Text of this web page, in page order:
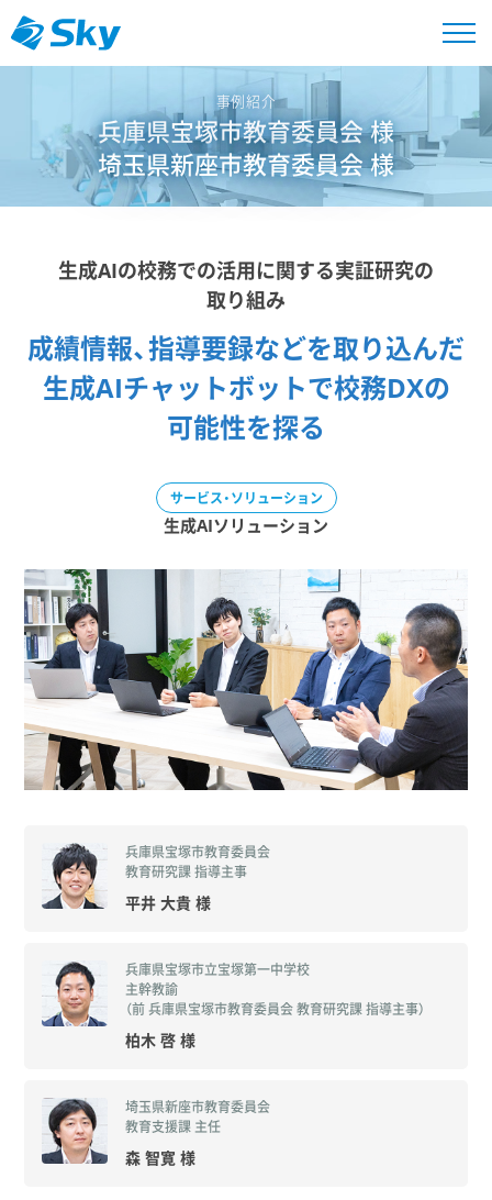
事例紹介
兵庫県宝塚市教育委員会 様
埼玉県新座市教育委員会 様
生成AIの​校務での​活用に​関する​実証研究の​
取り組み
成績情報、​指導要録などを​取り込んだ​
生成AIチャットボットで​校務DXの​
可能性を​探る​
生成AIソリューション
兵庫県宝塚市教育委員会
教育研究課 指導主事
平井 大貴 様
兵庫県宝塚市立宝塚第一中学校
主幹教諭
（前 兵庫県宝塚市教育委員会 教育研究課 指導主事）
柏木 啓 様
埼玉県新座市教育委員会
教育支援課 主任
森 智寛 様